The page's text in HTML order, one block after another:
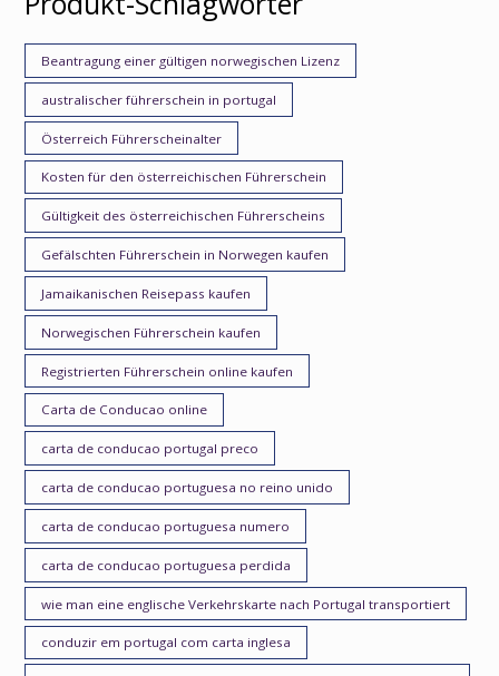
Beantragung einer gültigen norwegischen Lizenz
australischer führerschein in portugal
Österreich Führerscheinalter
Kosten für den österreichischen Führerschein
Gültigkeit des österreichischen Führerscheins
Gefälschten Führerschein in Norwegen kaufen
Jamaikanischen Reisepass kaufen
Norwegischen Führerschein kaufen
Registrierten Führerschein online kaufen
Carta de Conducao online
carta de conducao portugal preco
carta de conducao portuguesa no reino unido
carta de conducao portuguesa numero
carta de conducao portuguesa perdida
wie man eine englische Verkehrskarte nach Portugal transportiert
conduzir em portugal com carta inglesa